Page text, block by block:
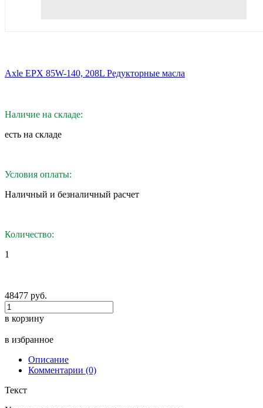
Axle EPX 85W-140, 208L Редукторные масла
Наличие на складе:
eсть на складе
Условия оплаты:
Наличный и безналичный расчет
Количество:
1
48477 руб.
в корзину
в избранное
Описание
Комментарии (0)
Текст